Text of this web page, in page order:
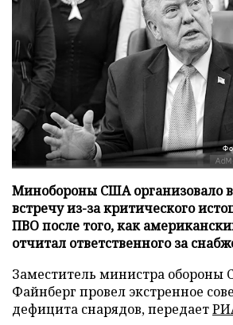
Минобороны США организовало
встречу из-за критического
ПВО после того, как
отчитал ответственного за
Заместитель министра обороны
Файнберг провел экстренное
дефицита снарядов, передает